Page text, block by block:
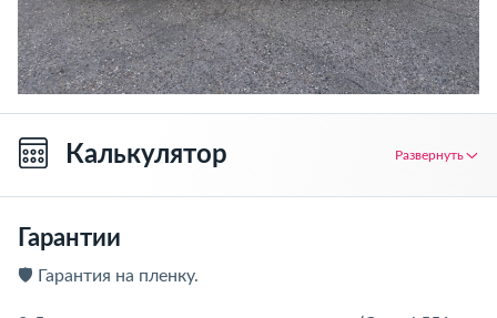
Калькулятор Развернуть
Гарантии
🛡️ Гарантия на пленку.